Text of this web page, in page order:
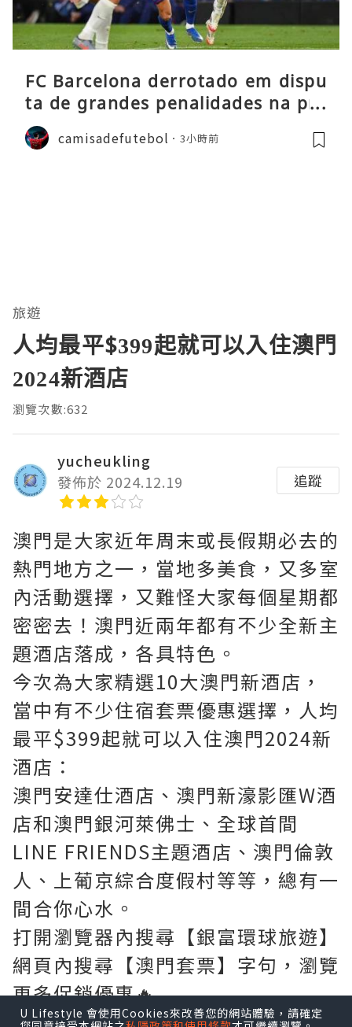
FC Barcelona derrotado em dispu
ta de grandes penalidades na pré
-época
camisadefutebol 3小時前
旅遊
人均最平$399起就可以入住澳門
2024新酒店
瀏覽次數:632
yucheukling
發佈於 2024.12.19
追蹤
澳門是大家近年周末或長假期必去的
熱門地方之一，當地多美食，又多室
內活動選擇，又難怪大家每個星期都
密密去！澳門近兩年都有不少全新主
題酒店落成，各具特色。
今次為大家精選10大澳門新酒店，
當中有不少住宿套票優惠選擇，人均
最平$399起就可以入住澳門2024新
酒店：
澳門安達仕酒店、澳門新濠影匯W酒
店和澳門銀河萊佛士、全球首間
LINE FRIENDS主題酒店、澳門倫敦
人、上葡京綜合度假村等等，總有一
間合你心水。
打開瀏覽器內搜尋【銀富環球旅遊】
網頁內搜尋【澳門套票】字句，瀏覽
更多促銷優惠🔥
去旅遊，找環球——銀富環球旅遊，
U Lifestyle 會使用Cookies來改善您的網站體驗，請確定